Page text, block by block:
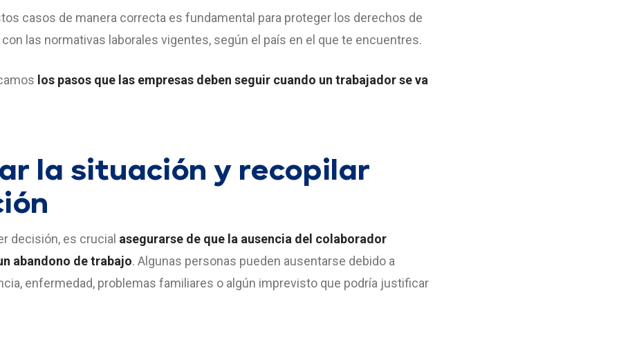
casos de manera correcta es fundamental para proteger los derechos de
las normativas laborales vigentes, según el país en el que te encuentres.
los pasos que las empresas deben seguir cuando un trabajador se va
la situación y recopilar
decisión, es crucial asegurarse de que la ausencia del colaborador
abandono de trabajo. Algunas personas pueden ausentarse debido a
enfermedad, problemas familiares o algún imprevisto que podría justificar